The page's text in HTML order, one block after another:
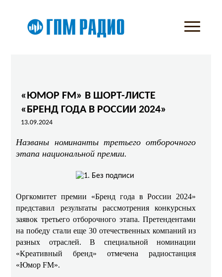
«ЮМОР FM» В ШОРТ-ЛИСТЕ
«БРЕНД ГОДА В РОССИИ 2024»
13.09.2024
Названы номинанты третьего отборочного
этапа национальной премии.
Оргкомитет премии «Бренд года в России 2024»
представил результаты рассмотрения конкурсных
заявок третьего отборочного этапа. Претендентами
на победу стали еще 30 отечественных компаний из
разных отраслей. В специальной номинации
«Креативный бренд» отмечена радиостанция
«Юмор FM».